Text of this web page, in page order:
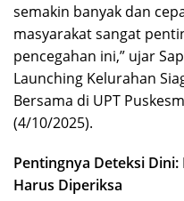
semakin banyak dan
masyarakat sangat
pencegahan ini,” ujar
Launching Kelurahan
Bersama di UPT
(4/10/2025).
Pentingnya Deteksi
Harus Diperiksa